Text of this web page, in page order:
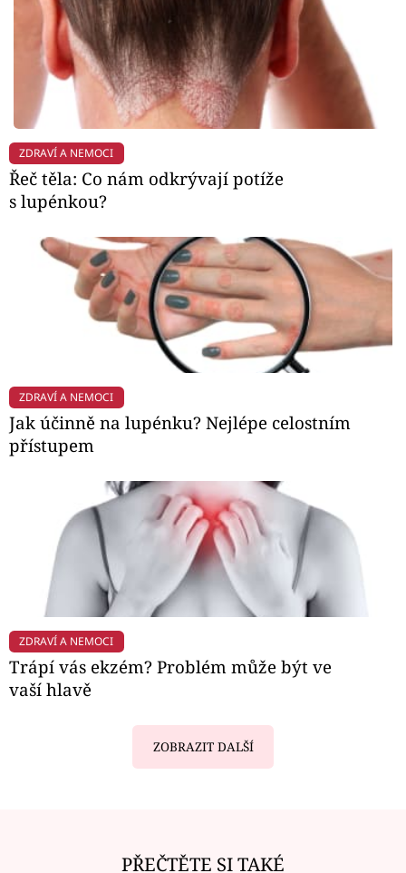
ZDRAVÍ A NEMOCI
Řeč těla: Co nám odkrývají potíže
s lupénkou?
ZDRAVÍ A NEMOCI
Jak účinně na lupénku? Nejlépe celostním
přístupem
ZDRAVÍ A NEMOCI
Trápí vás ekzém? Problém může být ve
vaší hlavě
ZOBRAZIT DALŠÍ
PŘEČTĚTE SI TAKÉ